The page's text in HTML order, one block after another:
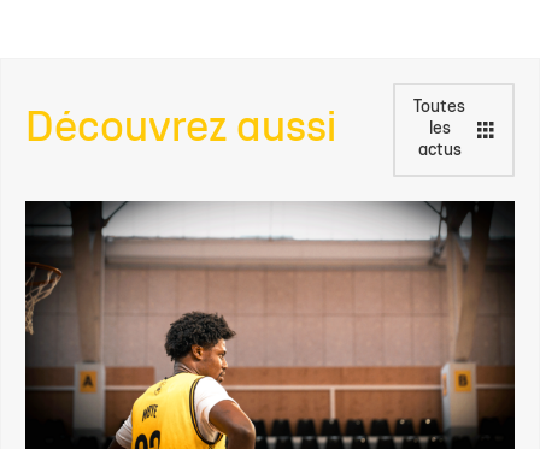
Découvrez aussi
Toutes
les
actus